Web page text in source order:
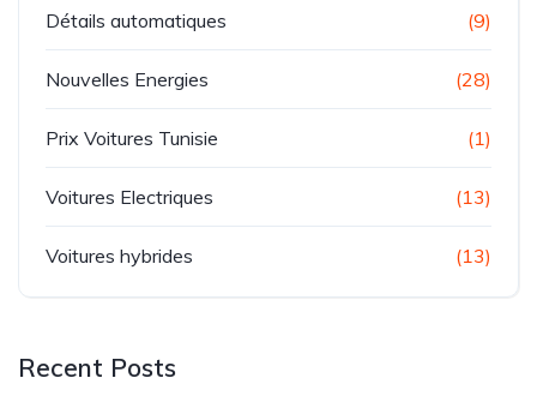
Détails automatiques (9)
Nouvelles Energies (28)
Prix Voitures Tunisie (1)
Voitures Electriques (13)
Voitures hybrides (13)
Recent Posts